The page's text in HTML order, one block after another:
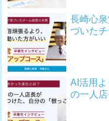
長崎心
づいた
AI活用
の一人